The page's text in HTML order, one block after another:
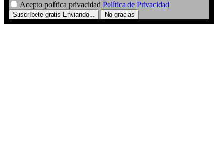
Acepto política privacidad Política de Privacidad
Suscríbete gratis Enviando... No gracias